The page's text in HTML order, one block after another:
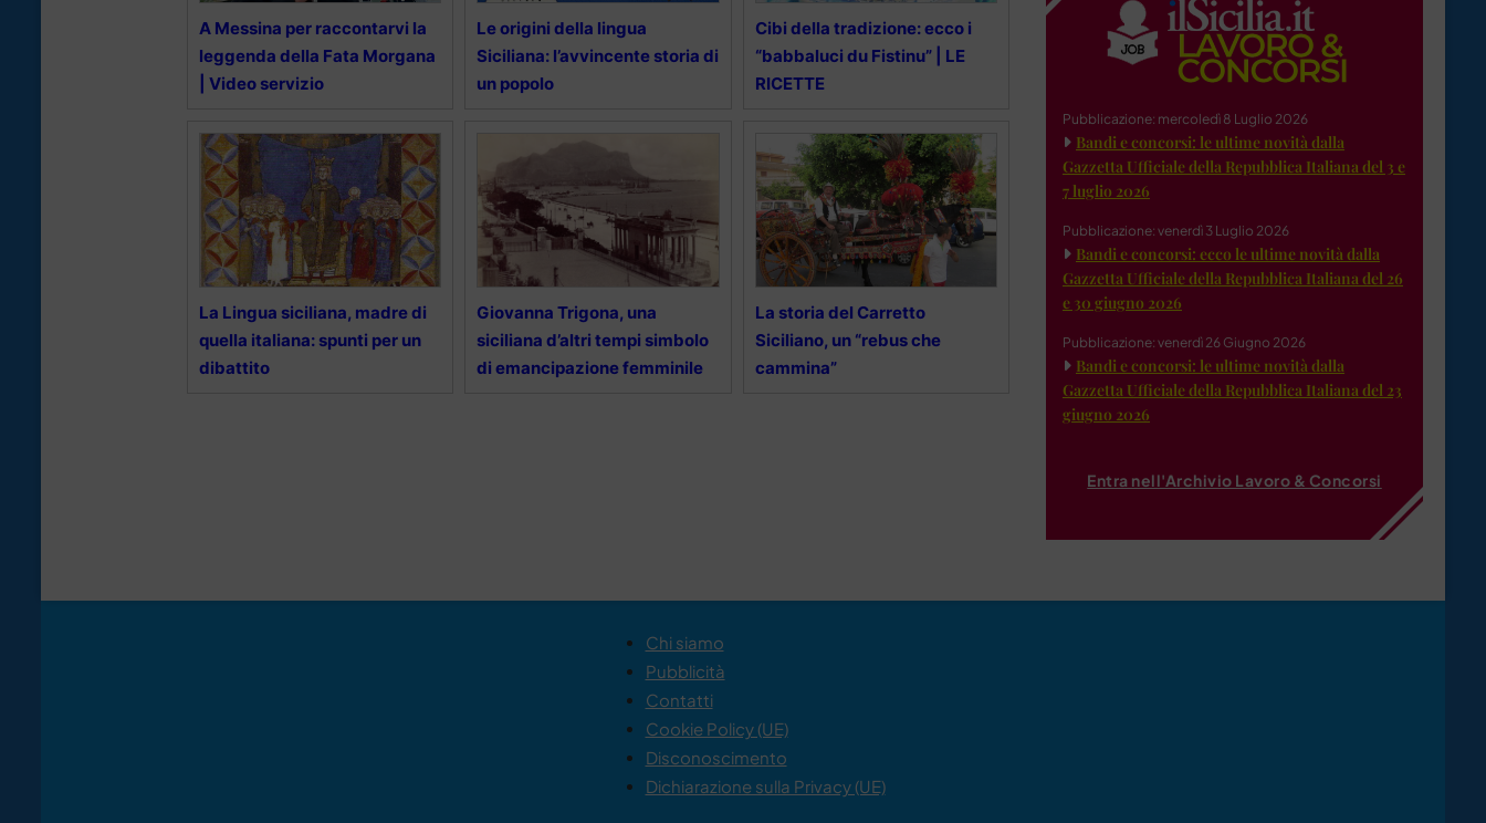
A Messina per raccontarvi la
leggenda della Fata Morgana
| Video servizio
Le origini della lingua
Siciliana: l’avvincente storia di
un popolo
Cibi della tradizione: ecco i
“babbaluci du Fistinu” | LE
RICETTE
La Lingua siciliana, madre di
quella italiana: spunti per un
dibattito
Giovanna Trigona, una
siciliana d’altri tempi simbolo
di emancipazione femminile
La storia del Carretto
Siciliano, un “rebus che
cammina”
Pubblicazione: mercoledì 8 Luglio 2026
Bandi e concorsi: le ultime novità dalla
Gazzetta Ufficiale della Repubblica Italiana del 3 e
7 luglio 2026
Pubblicazione: venerdì 3 Luglio 2026
Bandi e concorsi: ecco le ultime novità dalla
Gazzetta Ufficiale della Repubblica Italiana del 26
e 30 giugno 2026
Pubblicazione: venerdì 26 Giugno 2026
Bandi e concorsi: le ultime novità dalla
Gazzetta Ufficiale della Repubblica Italiana del 23
giugno 2026
Entra nell'Archivio Lavoro & Concorsi
Chi siamo
Pubblicità
Contatti
Cookie Policy (UE)
Disconoscimento
Dichiarazione sulla Privacy (UE)